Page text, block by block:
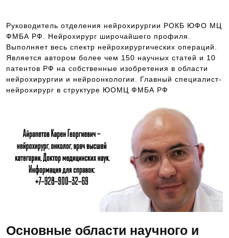
Руководитель отделения нейрохирургии РОКБ ЮФО МЦ
ФМБА РФ. Нейрохирург широчайшего профиля.
Выполняет весь спектр нейрохирургических операций.
Является автором более чем 150 научных статей и 10
патентов РФ на собственные изобретения в области
нейрохирургии и нейроонкологии. Главный специалист-
нейрохирург в структуре ЮОМЦ ФМБА РФ
Основные области научного и